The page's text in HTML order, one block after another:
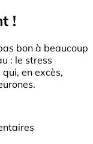
!
bon à beaucoup
: le stress
en excès,